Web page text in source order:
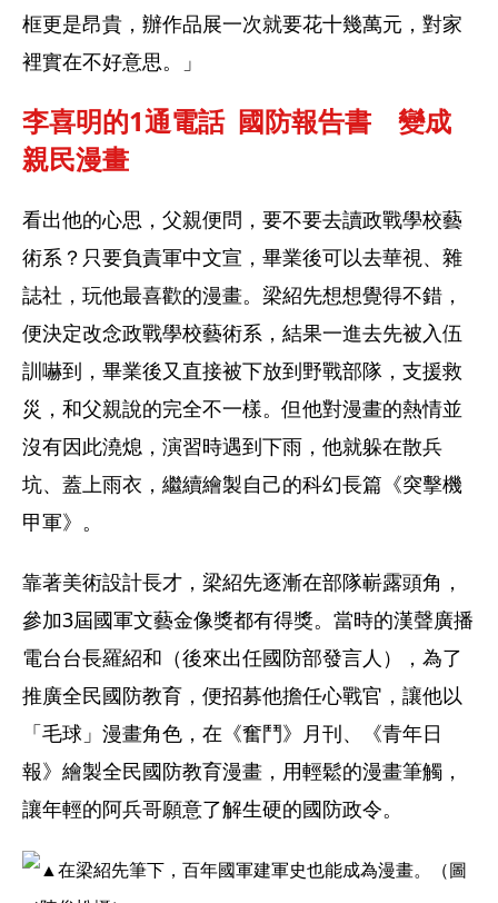
框更是昂貴，辦作品展一次就要花十幾萬元，對家
裡實在不好意思。」
李喜明的1通電話  國防報告書　變成
親民漫畫
看出他的心思，父親便問，要不要去讀政戰學校藝
術系？只要負責軍中文宣，畢業後可以去華視、雜
誌社，玩他最喜歡的漫畫。梁紹先想想覺得不錯，
便決定改念政戰學校藝術系，結果一進去先被入伍
訓嚇到，畢業後又直接被下放到野戰部隊，支援救
災，和父親說的完全不一樣。但他對漫畫的熱情並
沒有因此澆熄，演習時遇到下雨，他就躲在散兵
坑、蓋上雨衣，繼續繪製自己的科幻長篇《突擊機
甲軍》。
靠著美術設計長才，梁紹先逐漸在部隊嶄露頭角，
參加3屆國軍文藝金像獎都有得獎。當時的漢聲廣播
電台台長羅紹和（後來出任國防部發言人），為了
推廣全民國防教育，便招募他擔任心戰官，讓他以
「毛球」漫畫角色，在《奮鬥》月刊、《青年日
報》繪製全民國防教育漫畫，用輕鬆的漫畫筆觸，
讓年輕的阿兵哥願意了解生硬的國防政令。